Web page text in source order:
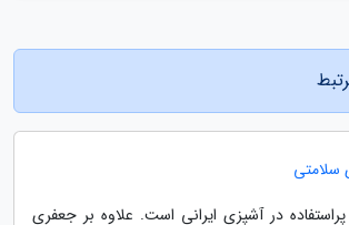
در آشپزی ایرانی است. علاوه بر جعفری